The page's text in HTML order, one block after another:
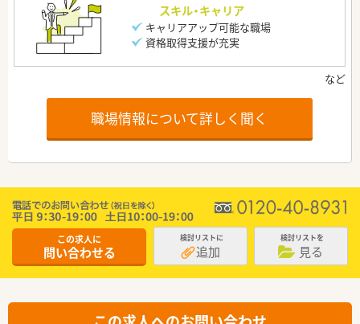
スキル・キャリア
キャリアアップ可能な職場
資格取得支援が充実
職場情報について詳しく聞く
この求人に
問い合わせる
検討リストに
追加
検討リストを
見る